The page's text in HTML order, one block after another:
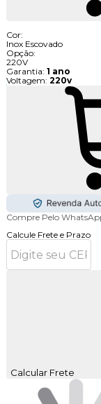
Cor:
Inox Escovado
Opção:
220V
Garantia: 1 ano
Voltagem: 220v
Compre Pelo
Calcule Frete e Prazo
Calcular Frete